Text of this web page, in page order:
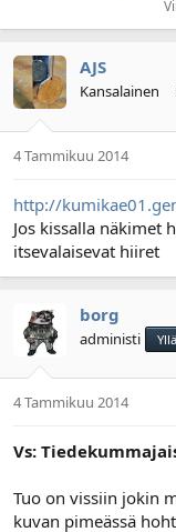
AJS
Kansalainen
4 Tammikuu 2014
http://
Jos kissalla näkimet
itsevalaisevat hiiret
borg
administi
4 Tammikuu 2014
Vs:
Tuo on vissiin jokin
kuvan pimeässä